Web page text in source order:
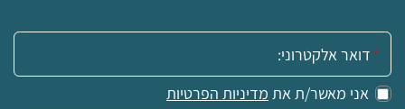
אימייל:
אני מאשר/ת את מדיניות הפרטיות